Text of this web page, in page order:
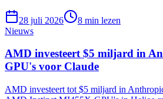
28 juli 2026 8 min lezen
Nieuws
AMD investeert $5 miljard in
GPU's voor Claude
AMD investeert tot $5 miljard in